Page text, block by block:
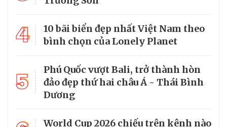
4
10 bãi biển đẹp nhất Việt Nam theo
bình chọn của Lonely Planet
5
Phú Quốc vượt Bali, trở thành hòn
đảo đẹp thứ hai châu Á - Thái Bình
Dương
World Cup 2026 chiếu trên kênh nào